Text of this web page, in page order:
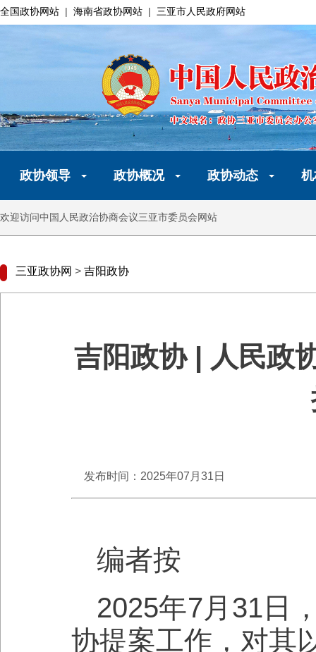
全国政协网站 | 海南省政协网站 | 三亚市人民政府网站
政协领导 政协概况 政协动态
欢迎访问中国人民政治协商会议三亚市委员会网站
三亚政协网 > 吉阳政协
吉阳政协 | 人民政
发布时间：2025年07月31日
编者按
2025年7月31日
协提案工作，对其